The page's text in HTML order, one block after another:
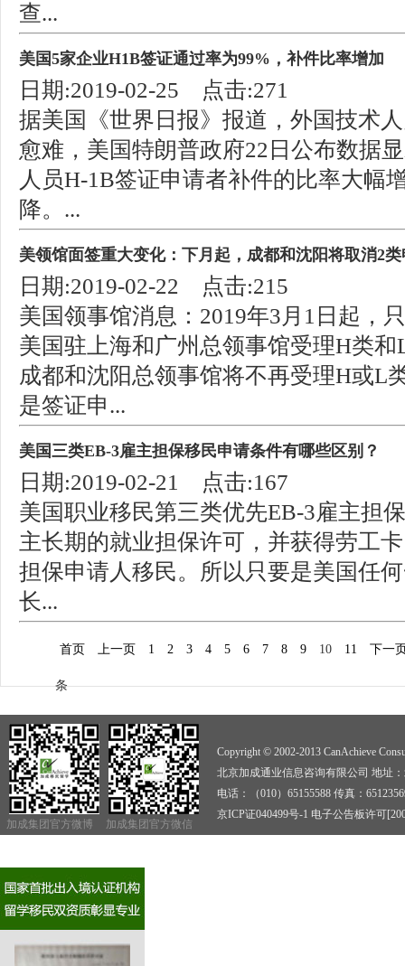
查...
美国5家企业H1B签证通过率为99%，补件比率增加
日期:2019-02-25 点击:271
据美国《世界日报》报道，外国技术
愈难，美国特朗普政府22日公布数据
人员H-1B签证申请者补件的比率大幅
降。...
美领馆面签重大变化：下月起，成都和沈阳将取消2
日期:2019-02-22 点击:215
美国领事馆消息：2019年3月1日起，
美国驻上海和广州总领事馆受理H类
成都和沈阳总领事馆将不再受理H或L
是签证申...
美国三类EB-3雇主担保移民申请条件有哪些区别？
日期:2019-02-21 点击:167
美国职业移民第三类优先EB-3雇主担
主长期的就业担保许可，并获得劳工
担保申请人移民。所以只要是美国任
长...
首页 上一页 1 2 3 4 5 6 7 8 9 10 11 下一
条
加成集团官方微博 加成集团官方微信
Copyright © 2002-2013 CanAchieve
北京加成通业信息咨询有限公司 地址
电话：（010）65155588 传真：
京ICP证040499号-1 电子公告板许可